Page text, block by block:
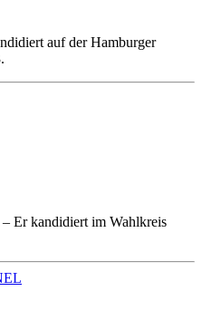
auf der Hamburger
Er kandidiert im Wahlkreis